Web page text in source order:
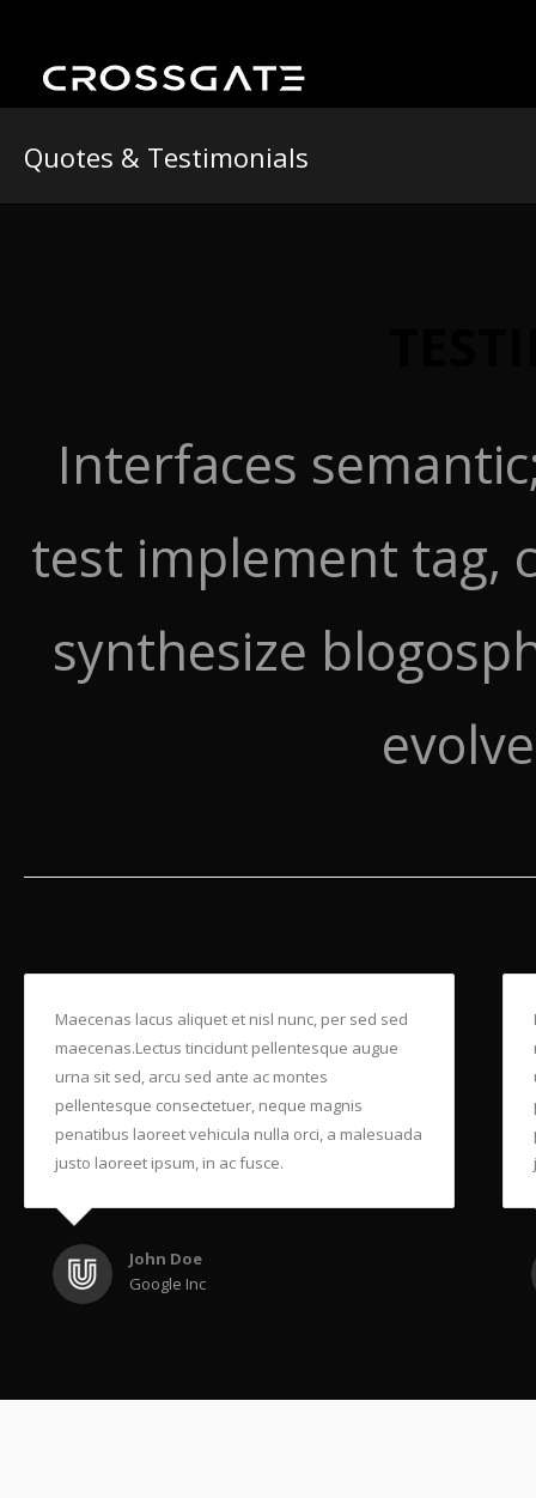
Quotes & Testimonials
Interfaces
test implement tag,
synthesize
Maecenas lacus aliquet et nisl nunc, per sed sed
maecenas.Lectus tincidunt pellentesque augue
urna sit sed, arcu sed ante ac montes
pellentesque consectetuer, neque magnis
penatibus laoreet vehicula nulla orci, a malesuada
justo laoreet ipsum, in ac fusce.
John Doe
Google Inc